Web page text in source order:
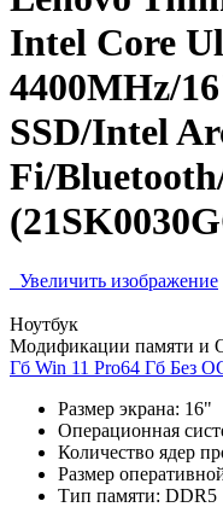
Intel Core
4400MHz/
SSD/Intel
Fi/
Увеличить изображение
Ноутбук
Модификации памяти и
Гб Win 11 Pro64 Гб Без
Размер экрана: 16"
Операционная
Количество ядер
Размер
Тип памяти: DDR5